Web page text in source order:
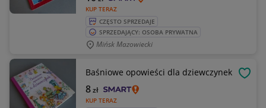
KUP TERAZ
CZĘSTO SPRZEDAJE
SPRZEDAJĄCY: OSOBA PRYWATNA
Mińsk Mazowiecki
Baśniowe opowieści dla dziewczynek
KUP TERAZ
8zł